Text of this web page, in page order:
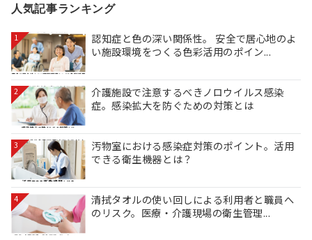
人気記事ランキング
1
認知症と色の深い関係性。 安全で居心地のよ
い施設環境をつくる色彩活用のポイン...
2
介護施設で注意するべきノロウイルス感染
症。感染拡大を防ぐための対策とは
3
汚物室における感染症対策のポイント。活用
できる衛生機器とは？
4
清拭タオルの使い回しによる利用者と職員へ
のリスク。医療・介護現場の衛生管理...